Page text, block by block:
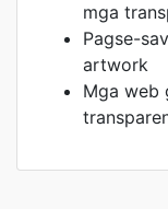
mga
Pagse-
artwork
Mga web